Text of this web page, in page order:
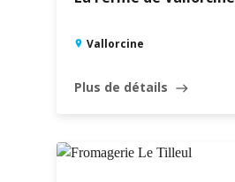
Vallorcine
Plus de détails east